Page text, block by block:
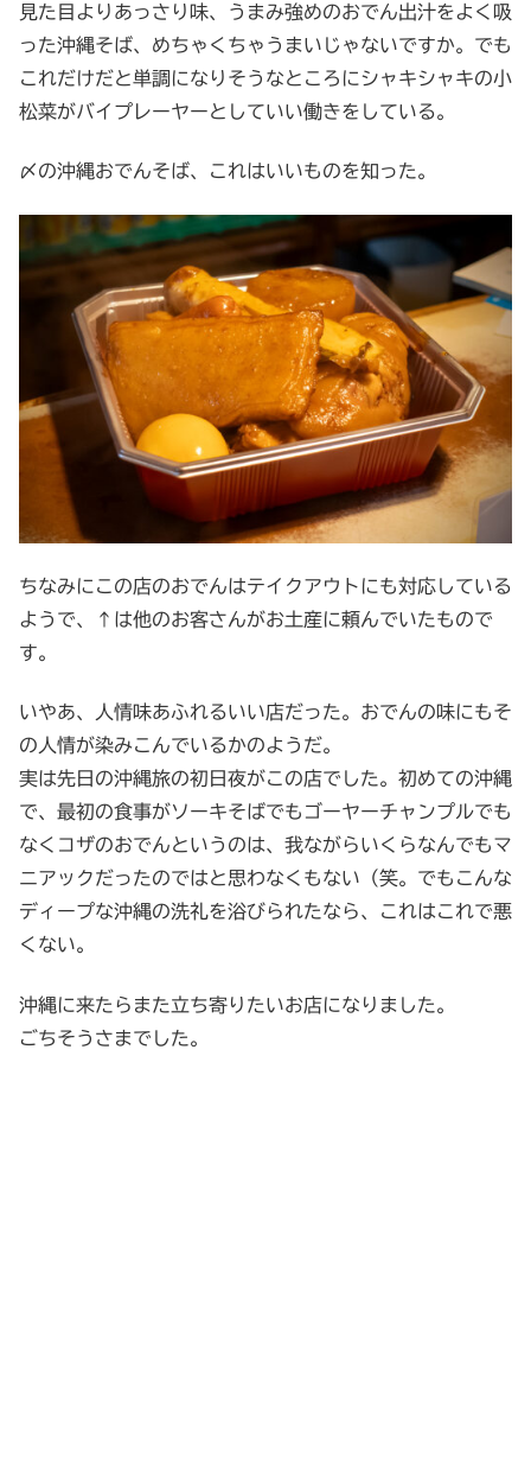
見た目よりあっさり味、うまみ強めのおでん出汁をよく吸
った沖縄そば、めちゃくちゃうまいじゃないですか。でも
これだけだと単調になりそうなところにシャキシャキの小
松菜がバイプレーヤーとしていい働きをしている。
〆の沖縄おでんそば、これはいいものを知った。
ちなみにこの店のおでんはテイクアウトにも対応している
ようで、↑は他のお客さんがお土産に頼んでいたもので
す。
いやあ、人情味あふれるいい店だった。おでんの味にもそ
の人情が染みこんでいるかのようだ。
実は先日の沖縄旅の初日夜がこの店でした。初めての沖縄
で、最初の食事がソーキそばでもゴーヤーチャンプルでも
なくコザのおでんというのは、我ながらいくらなんでもマ
ニアックだったのではと思わなくもない（笑。でもこんな
ディープな沖縄の洗礼を浴びられたなら、これはこれで悪
くない。
沖縄に来たらまた立ち寄りたいお店になりました。
ごちそうさまでした。